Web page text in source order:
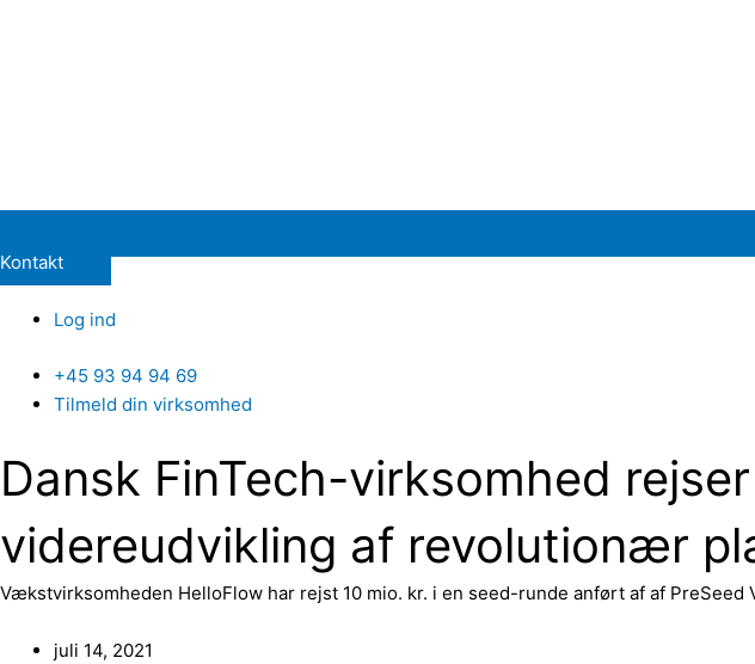
Kontakt
Log ind
+45 93 94 94 69
Tilmeld din virksomhed
Dansk FinTech-virksomhed
videreudvikling af revolutionær
Vækstvirksomheden HelloFlow har rejst 10 mio. kr. i en seed-runde anført af af PreSeed
juli 14, 2021